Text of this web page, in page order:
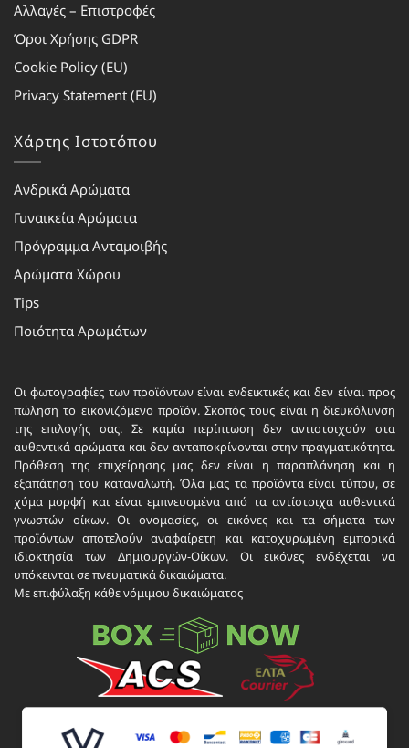
Αλλαγές – Επιστροφές
Όροι Χρήσης GDPR
Cookie Policy (EU)
Privacy Statement (EU)
Χάρτης Ιστοτόπου
Ανδρικά Αρώματα
Γυναικεία Αρώματα
Πρόγραμμα Ανταμοιβής
Αρώματα Χώρου
Tips
Ποιότητα Αρωμάτων
Οι φωτογραφίες των προϊόντων είναι ενδεικτικές και δεν είναι προς
πώληση το εικονιζόμενο προϊόν. Σκοπός τους είναι η διευκόλυνση
της επιλογής σας. Σε καμία περίπτωση δεν αντιστοιχούν στα
αυθεντικά αρώματα και δεν ανταποκρίνονται στην πραγματικότητα.
Πρόθεση της επιχείρησης μας δεν είναι η παραπλάνηση και η
εξαπάτηση του καταναλωτή. Όλα μας τα προϊόντα είναι τύπου, σε
χύμα μορφή και είναι εμπνευσμένα από τα αντίστοιχα αυθεντικά
γνωστών οίκων. Οι ονομασίες, οι εικόνες και τα σήματα των
προϊόντων αποτελούν αναφαίρετη και κατοχυρωμένη εμπορικά
ιδιοκτησία των Δημιουργών-Οίκων. Οι εικόνες ενδέχεται να
υπόκεινται σε πνευματικά δικαιώματα.
Με επιφύλαξη κάθε νόμιμου δικαιώματος